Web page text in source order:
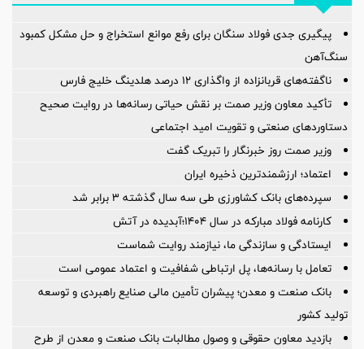
پیگیری جدی فولاد سنگان برای رفع موانع استخراج و حل مشکل کمبود
سنگ‌آهن
ناگفته‌های قربانزاده از واگذاری ۱۲ درصد هلدینگ خلیج فارس
تأکید معاون وزیر صمت بر نقش حیاتی رسانه‌ها در روایت صحیح
دستاوردهای صنعتی و تقویت امید اجتماعی
وزیر صمت روز خبرنگار را تبریک گفت
اعتماد؛ ارزشمندترین ذخیره ایران
سپرده‌های بانک کشاورزی طی سه سال گذشته ۳ برابر شد
کارنامه فولاد مبارکه در سال ۱۴۰۴؛آبدیده در آتش
ایستادگی و سازندگی ما، نیازمند روایت شماست
تعامل با رسانه‌ها، پل ارتباطی شفافیت و اعتماد عمومی است
بانک صنعت و معدن؛ پیشران تأمین مالی صنایع راهبردی و توسعه
تولید کشور
بازدید معاون حقوقی و وصول مطالبات بانک صنعت و معدن از طرح